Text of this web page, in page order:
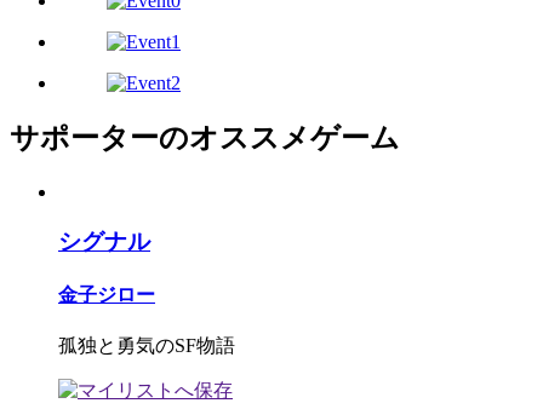
サポーターのオススメゲーム
シグナル
金子ジロー
孤独と勇気のSF物語